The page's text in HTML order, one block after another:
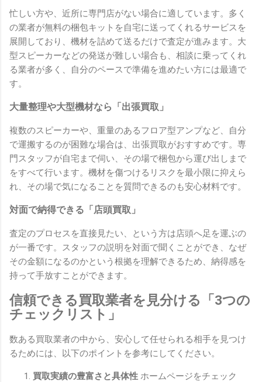
忙しい方や、近所に専門店がない場合に適しています。多く
の業者が無料の梱包キットを自宅に送ってくれるサービスを
展開しており、機材を詰めて送るだけで査定が進みます。大
型スピーカーなどの発送が難しい場合も、相談に乗ってくれ
る業者が多く、自分のペースで準備を進めたい方には最適で
す。
大量整理や大型機材なら「出張買取」
複数のスピーカーや、重量のあるフロア型アンプなど、自分
で運搬するのが困難な場合は、出張買取がおすすめです。専
門スタッフが自宅まで伺い、その場で梱包から運び出しまで
をすべて行います。機材を傷つけるリスクを最小限に抑えら
れ、その場で気になることを質問できるのも安心材料です。
対面で納得できる「店頭買取」
査定のプロセスを直接見たい、という方は店頭へ足を運ぶの
が一番です。スタッフの説明を対面で聞くことができ、なぜ
その金額になるのかという根拠を理解できるため、納得感を
持って手放すことができます。
信頼できる買取業者を見分ける「3つの
チェックリスト」
数ある買取業者の中から、安心して任せられる相手を見つけ
るためには、以下のポイントを参考にしてください。
買取実績の豊富さと具体性 ホームページをチェック